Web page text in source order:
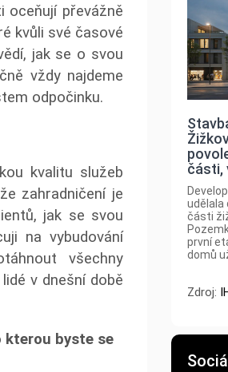
oceňují převážně
kvůli své časové
jak se o svou
vždy najdeme
odpočinku.
kvalitu služeb
zahradničení je
jak se svou
na vybudování
všechny
v dnešní době
kterou byste se
části,
udělala
části
první
domů
Zdroj: